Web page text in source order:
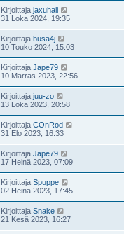
Kirjoittaja jaxuhali
31 Loka 2024, 19:35
Kirjoittaja busa4j
10 Touko 2024, 15:03
Kirjoittaja Jape79
10 Marras 2023, 22:56
Kirjoittaja juu-zo
13 Loka 2023, 20:58
Kirjoittaja COnRod
31 Elo 2023, 16:33
Kirjoittaja Jape79
17 Heinä 2023, 07:09
Kirjoittaja Spuppe
02 Heinä 2023, 17:45
Kirjoittaja Snake
21 Kesä 2023, 16:27